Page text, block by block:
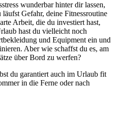
wunderbar hinter dir lassen,
Gefahr, deine Fitnessroutine
Arbeit, die du investiert hast,
hast du vielleicht noch
und Equipment ein und
Aber wie schaffst du es, am
über Bord zu werfen?
du garantiert auch im Urlaub fit
in die Ferne oder nach